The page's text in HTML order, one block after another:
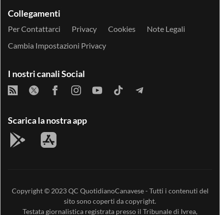
Collegamenti
Per Contattarci Privacy Cookies
Note Legali
Cambia Impostazioni Privacy
I nostri canali Social
Scarica la nostra app
Copyright © 2023QC QuotidianoCanavese- Tutti i contenuti del
sito sono coperti da copyright.
Testata giornalistica registrata presso il Tribunale di Ivrea,